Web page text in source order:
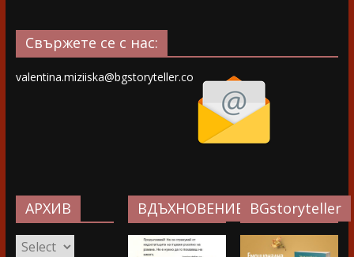
Свържете се с нас:
valentina.miziiska@bgstoryteller.co
АРХИВ
АРХИВ
ВДЪХНОВЕНИЕ…BGstoryteller